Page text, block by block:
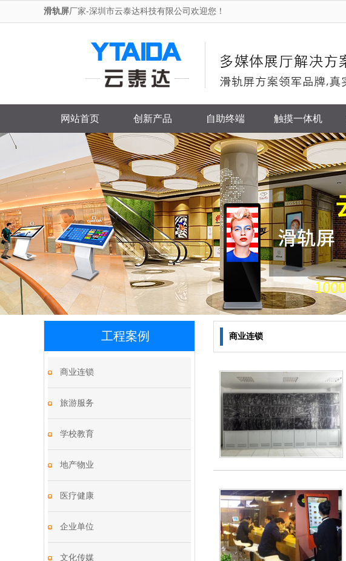
滑轨屏厂家-深圳市云泰达科技有限公司欢迎您！
网站首页 创新产品 自助终端 触摸一体机
工程案例
商业连锁
旅游服务
学校教育
地产物业
医疗健康
企业单位
文化传媒
商业连锁